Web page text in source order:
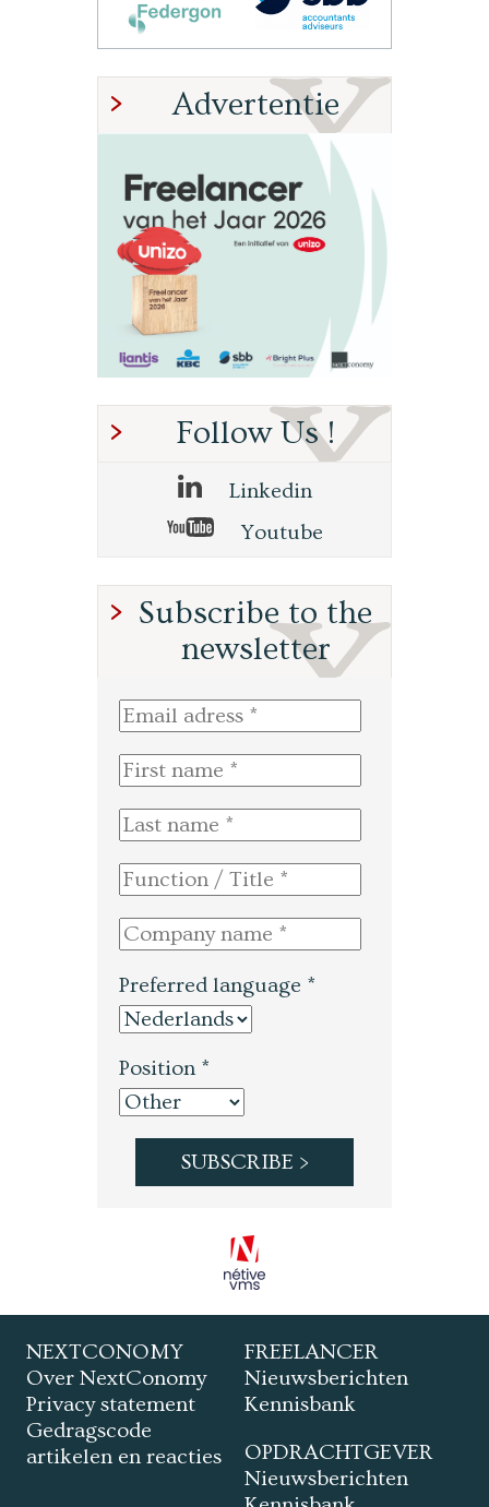
Advertentie
Follow Us !
Linkedin
Youtube
Subscribe to the
newsletter
Preferred language *
Position *
NEXTCONOMY
Over NextConomy
Privacy statement
Gedragscode
artikelen en reacties
FREELANCER
Nieuwsberichten
Kennisbank
OPDRACHTGEVER
Nieuwsberichten